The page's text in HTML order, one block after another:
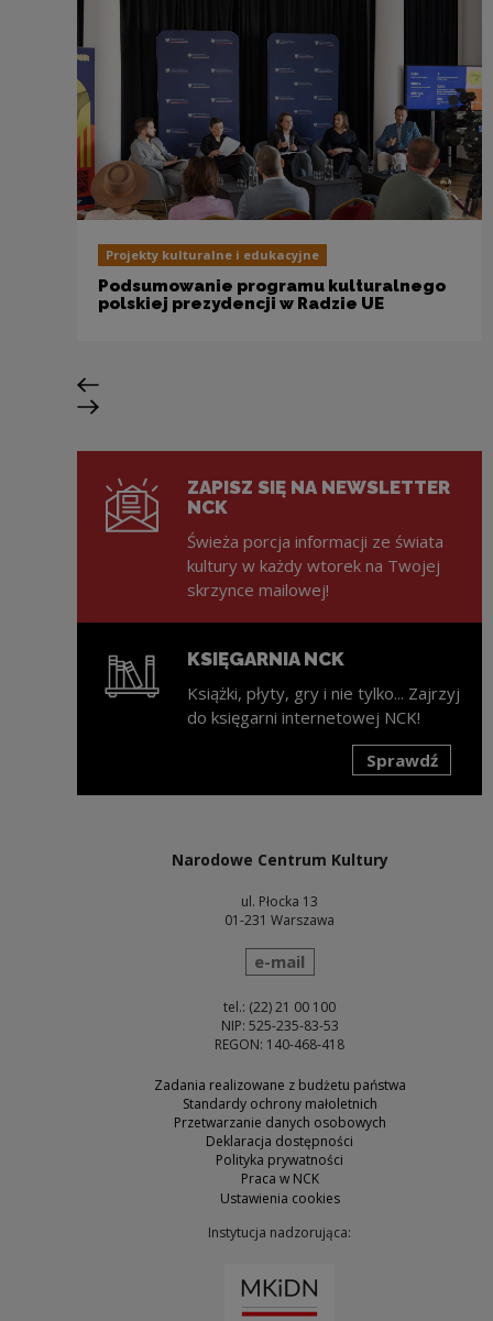
Projekty kulturalne i edukacyjne
Podsumowanie programu kulturalnego
polskiej prezydencji w Radzie UE
Poprzedni slajd
Następny slajd
ZAPISZ SIĘ NA NEWSLETTER
NCK
Świeża porcja informacji ze świata
kultury w każdy wtorek na Twojej
skrzynce mailowej!
KSIĘGARNIA NCK
Książki, płyty, gry i nie tylko... Zajrzyj
do księgarni internetowej NCK!
Sprawdź
Narodowe Centrum Kultury
ul. Płocka 13
01-231 Warszawa
wyślij wiadomość
e-mail
tel.: (22) 21 00 100
NIP: 525-235-83-53
REGON: 140-468-418
Zadania realizowane z budżetu państwa
Standardy ochrony małoletnich
Przetwarzanie danych osobowych
Deklaracja dostępności
Polityka prywatności
Praca w NCK
Ustawienia cookies
Instytucja nadzorująca: